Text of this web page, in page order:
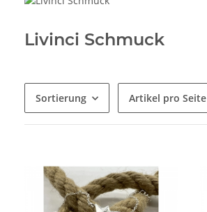
Livinci Schmuck
Sortierung Artikel pro Seite